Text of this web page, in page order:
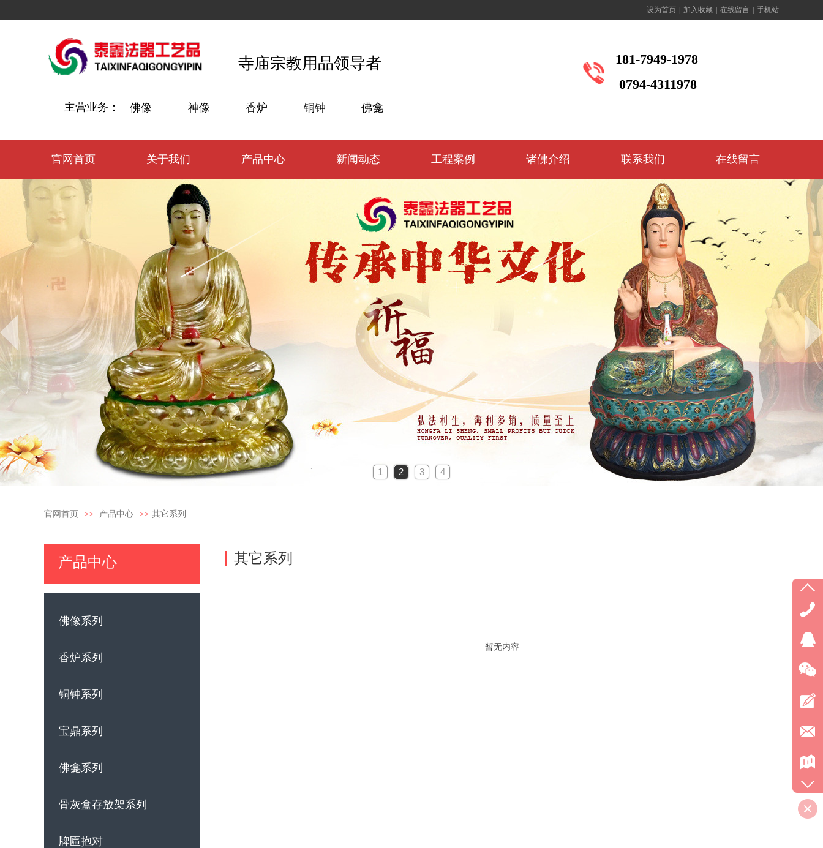
佛像 神像 香炉 铜钟 佛龛
主营业务：
寺庙宗教用品领导者
181-7949-1978
0794-4311978
设为首页 加入收藏 在线留言 手机站
官网首页 关于我们 产品中心 新闻动态 工程案例 诸佛介绍 联系我们 在线留言
1 2 3 4
官网首页 >> 产品中心 >> 其它系列
产品中心
佛像系列
香炉系列
铜钟系列
宝鼎系列
佛龛系列
骨灰盒存放架系列
牌匾抱对
其它系列
暂无内容